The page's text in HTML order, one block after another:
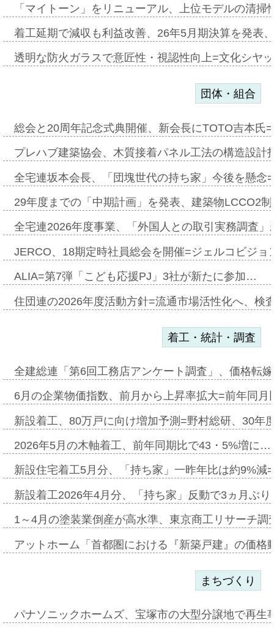
「マイトーン」をリニューアル、上位モデルの清
着工延期で減収も利益改善、26年5月期決算を発表
透明な防火ガラスで意匠性・視認性向上=文化シヤ
団体・組合
総会と20周年記念式典開催、新会長にTOTO吉本氏
プレハブ建築協会、木質接着パネル工法の構造設
全宅連坂本会長、「団塊世代の持ち家」今後を懸
29年度までの「中期計画」を発表、建築物LCCO2
全宅連2026年度事業、「外国人との取引実務調査
JERCO、18期定時社員総会を開催=ジェルコビジ
ALIA=第7弾「こども応援PJ」3社が新たに参加…
住団連の2026年度活動方針=流通市場活性化へ、検
着工・統計・調査
全建総連「第6回工務店アンケート調査」、価格転
6月の企業物価指数、前月から上昇率拡大=前年同
新設着工、80万戸に向け増加予測=野村総研、30年
2026年5月の木軸着工、前年同期比で43・5%増に…
新設住宅着工5月分、「持ち家」一昨年比は約9%
新設着工2026年4月分、「持ち家」反動で3ヵ月ぶ
1～4月の塗装業倒産が高水準、東京商工リサーチ
アットホーム「首都圏における『新築戸建』の価
まちづくり
パナソニックホームズ、宝塚市の大型分譲地で再